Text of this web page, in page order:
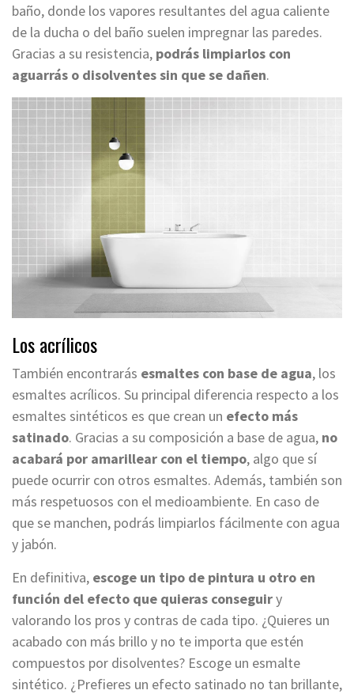
baño, donde los vapores resultantes del agua caliente
de la ducha o del baño suelen impregnar las paredes.
Gracias a su resistencia, podrás limpiarlos con
aguarrás o disolventes sin que se dañen.
Los acrílicos
También encontrarás esmaltes con base de agua, los
esmaltes acrílicos. Su principal diferencia respecto a los
esmaltes sintéticos es que crean un efecto más
satinado. Gracias a su composición a base de agua, no
acabará por amarillear con el tiempo, algo que sí
puede ocurrir con otros esmaltes. Además, también son
más respetuosos con el medioambiente. En caso de
que se manchen, podrás limpiarlos fácilmente con agua
y jabón.
En definitiva, escoge un tipo de pintura u otro en
función del efecto que quieras conseguiry
valorando los pros y contras de cada tipo. ¿Quieres un
acabado con más brillo y no te importa que estén
compuestos por disolventes? Escoge un esmalte
sintético. ¿Prefieres un efecto satinado no tan brillante,